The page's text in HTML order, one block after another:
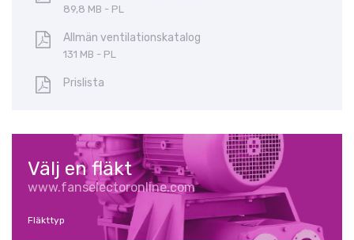
89,8 MB - PL
Allmän ventilationskatalog
131 MB - PL
Prislista
Välj en fläkt
www.fanselectoronline.com
Fläkttyp